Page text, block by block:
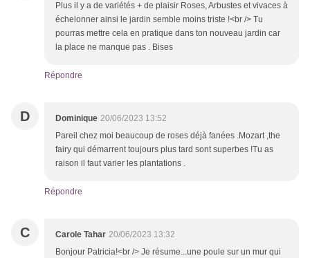
Plus il y a de variétés + de plaisir Roses, Arbustes et vivaces à
échelonner ainsi le jardin semble moins triste !<br /> Tu
pourras mettre cela en pratique dans ton nouveau jardin car
la place ne manque pas . Bises
Répondre
D Dominique 20/06/2023 13:52
Pareil chez moi beaucoup de roses déjà fanées .Mozart ,the
fairy qui démarrent toujours plus tard sont superbes !Tu as
raison il faut varier les plantations .
Répondre
C Carole Tahar 20/06/2023 13:32
Bonjour Patricia!<br /> Je résume...une poule sur un mur qui